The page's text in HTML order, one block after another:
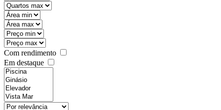
maxtypo
minarea
maxarea
minprice
maxprice
Com rendimento
Em destaque
features
realestateOrder